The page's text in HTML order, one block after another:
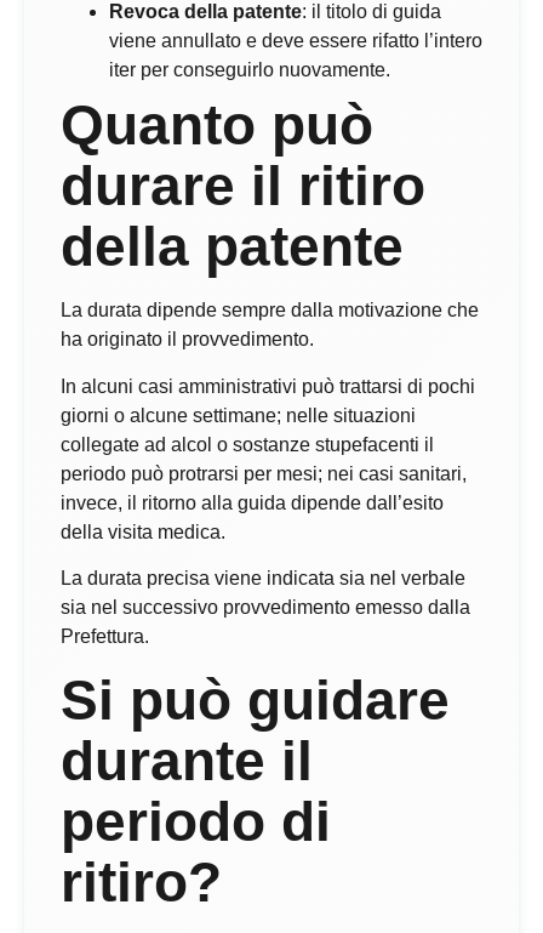
Revoca della patente: il titolo di guida
viene annullato e deve essere rifatto l’intero
iter per conseguirlo nuovamente.
Quanto può
durare il ritiro
della patente
La durata dipende sempre dalla motivazione che
ha originato il provvedimento.
In alcuni casi amministrativi può trattarsi di pochi
giorni o alcune settimane; nelle situazioni
collegate ad alcol o sostanze stupefacenti il
periodo può protrarsi per mesi; nei casi sanitari,
invece, il ritorno alla guida dipende dall’esito
della visita medica.
La durata precisa viene indicata sia nel verbale
sia nel successivo provvedimento emesso dalla
Prefettura.
Si può guidare
durante il
periodo di
ritiro?